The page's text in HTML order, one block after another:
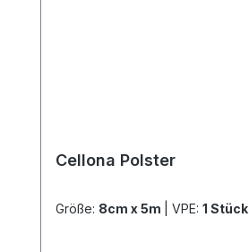
Cellona Polster
Größe: 8cm x 5m VPE: 1 Stück